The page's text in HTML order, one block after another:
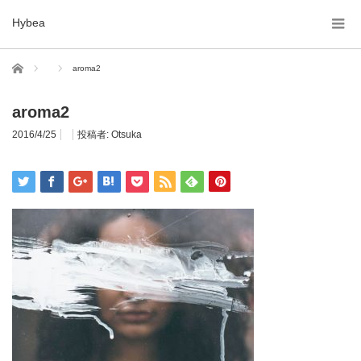
Hybea
ホーム aroma2
aroma2
2016/4/25 投稿者: Otsuka